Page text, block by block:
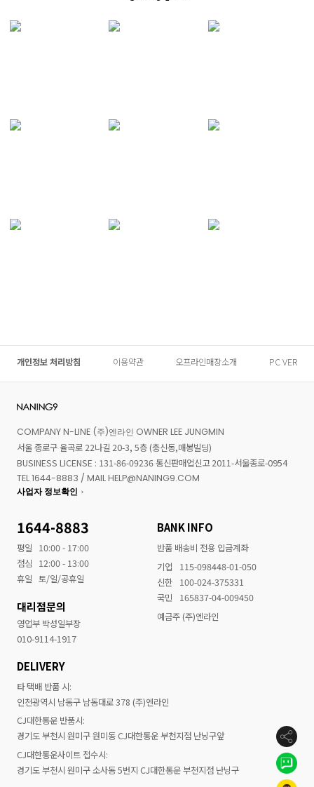
개인정보 처리방침 이용약관 오프라인매장소개 PC VER
COMPANY N-LINE (주)엔라인 OWNER LEE JUNGMIN
서울 종로구 율곡로 22나길 20-3, 5층 (충신동,매봉빌딩)
BUSINESS LICENSE : 131-86-09236 통신판매업신고 2011-서울종로-0954
TEL 1644-8883 / MAIL HELP@NANING9.COM
사업자 정보확인
1644-8883
평일
10:00 - 17:00
점심
12:00 - 13:00
휴일 토/일/공휴일
대리점문의
영업부 박성일부장
010-9114-1917
BANK INFO
반품 배송비 전용 입금계좌
기업
115-098448-01-050
신한
100-024-375331
국민
165837-04-009450
예금주 (주)엔라인
DELIVERY
타 택배 반품 시:
인천광역시 남동구 남동대로 378 (주)엔라인
CJ대한통운 반품시:
경기도 부천시 원미구 원미동 CJ대한통운 부천지점 난닝구앞
CJ대한통운사이트 접수시:
경기도 부천시 원미구 소사동 5번지 CJ대한통운 부천지점 난닝구